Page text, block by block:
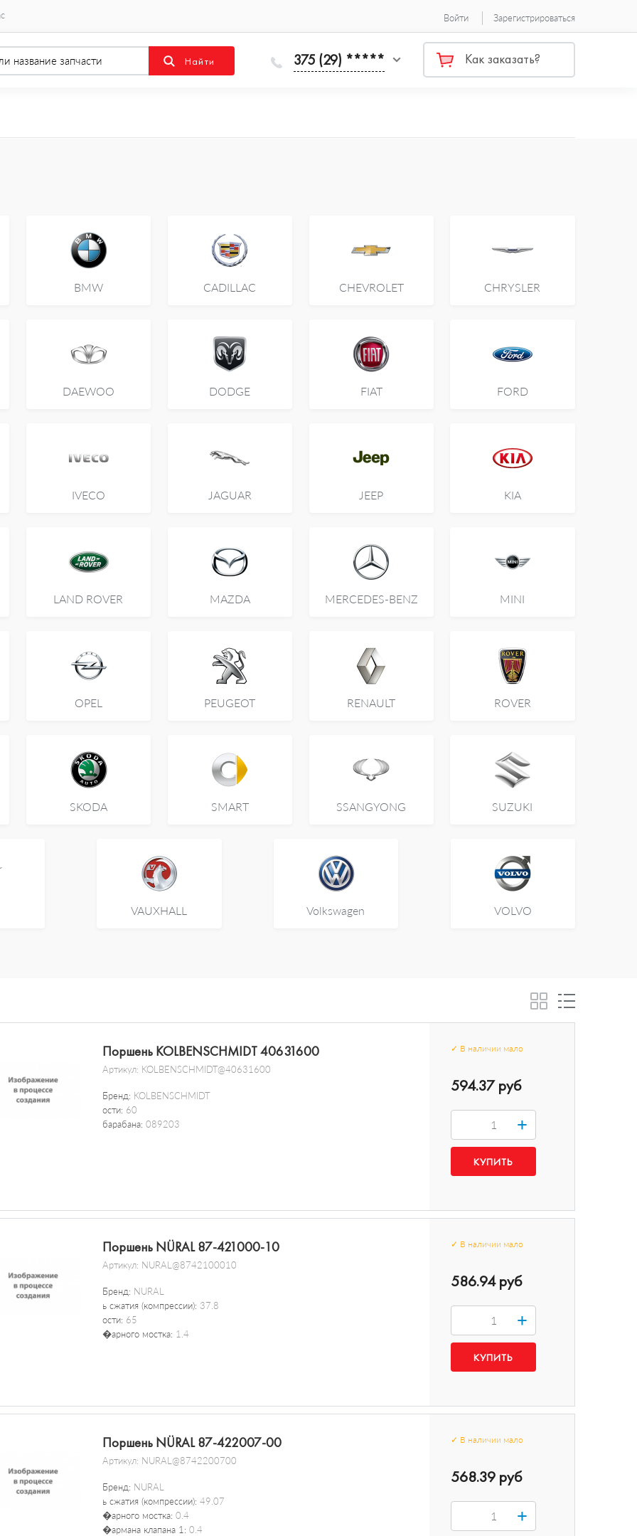
Войти Зарегистрироваться
375 (29) ***** Как заказать?
BMW CADILLAC CHEVROLET CHRYSLER
DAEWOO DODGE FIAT FORD
IVECO JAGUAR JEEP KIA
LAND ROVER MAZDA MERCEDES-BENZ MINI
OPEL PEUGEOT RENAULT ROVER
SKODA SMART SSANGYONG SUZUKI
VAUXHALL Volkswagen VOLVO
Поршень KOLBENSCHMIDT 40631600
Артикул: KOLBENSCHMIDT@40631600
Бренд: KOLBENSCHMIDT
ости: 60
барабана: 089203
✓ В наличии мало
594.37 руб
+
Поршень NÜRAL 87-421000-10
Артикул: NURAL@8742100010
Бренд: NURAL
ь сжатия (компрессии): 37.8
ости: 65
�арного мостка: 1.4
✓ В наличии мало
586.94 руб
+
Поршень NÜRAL 87-422007-00
Артикул: NURAL@8742200700
Бренд: NURAL
ь сжатия (компрессии): 49.07
�арного мостка: 0.4
�армана клапана 1: 0.4
✓ В наличии мало
568.39 руб
+